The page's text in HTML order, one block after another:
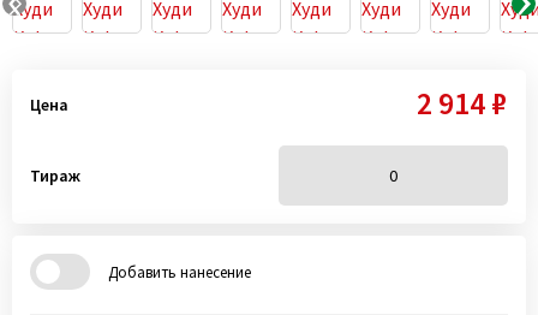
Цена 2 914 ₽
Тираж
Добавить нанесение